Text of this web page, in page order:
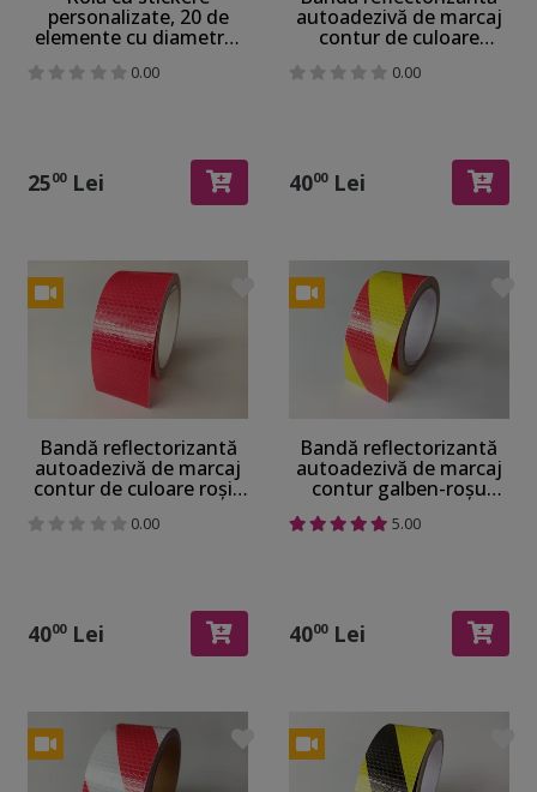
personalizate, 20 de
elemente cu diametrul
0.00
2500Lei
autoadezivă de marcaj
contur de culoare
siguranța rutieră, rolă 5
0.00
4000Lei
Bandă reflectorizantă
autoadezivă de marcaj
contur de culoare roșie
rutieră, rolă 5 cm x 5 m
0.00
4000Lei
Bandă reflectorizantă
autoadezivă de marcaj
contur galben-roșu
pentru siguranța
rutieră, rolă 5 cm x 5 m
5.00
4000Lei